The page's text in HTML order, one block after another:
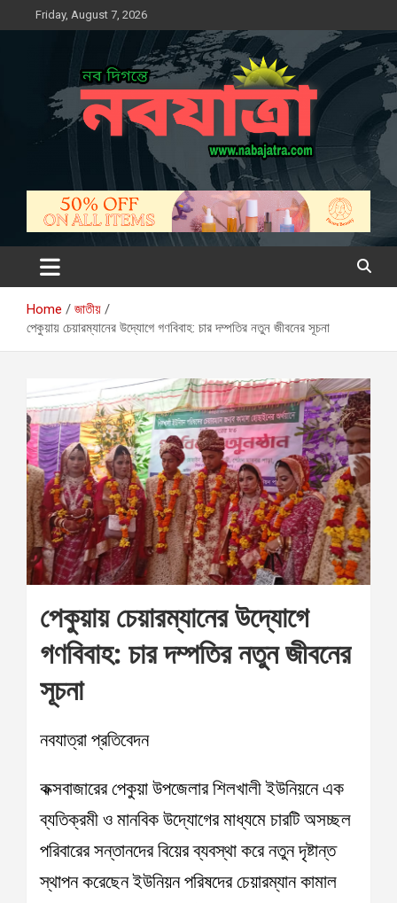
to
Friday, August 7, 2026
নবযাত্রা
সম্ভাবনার নতুন দিগন্ত
Home
জাতীয়
পেকুয়ায় চেয়ারম্যানের উদ্যোগে গণবিবাহ: চার দম্পতির নতুন জীবনের সূচনা
পেকুয়ায় চেয়ারম্যানের উদ্যোগে
গণবিবাহ: চার দম্পতির নতুন জীবনের
সূচনা
নবযাত্রা প্রতিবেদন
কক্সবাজারের পেকুয়া উপজেলার শিলখালী ইউনিয়নে এক
ব্যতিক্রমী ও মানবিক উদ্যোগের মাধ্যমে চারটি অসচ্ছল
পরিবারের সন্তানদের বিয়ের ব্যবস্থা করে নতুন দৃষ্টান্ত
স্থাপন করেছেন ইউনিয়ন পরিষদের চেয়ারম্যান কামাল